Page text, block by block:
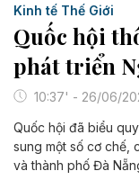
Kinh tế Thế Giới
Quốc hội
phát triển
10:37' - 26/06/
Quốc hội đã biểu
sung một số cơ chế,
và thành phố Đà